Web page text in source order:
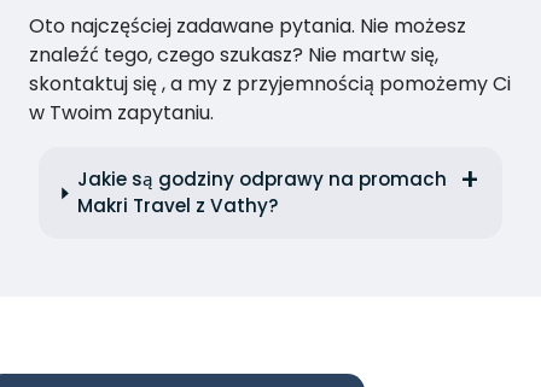
Oto najczęściej zadawane pytania. Nie możesz
znaleźć tego, czego szukasz? Nie martw się,
skontaktuj się , a my z przyjemnością pomożemy Ci
w Twoim zapytaniu.
Jakie są godziny odprawy na promach
Makri Travel z Vathy?